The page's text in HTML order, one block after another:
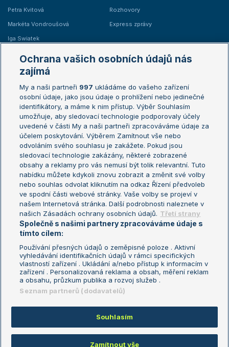
Petra Kvitová
Markéta Vondroušová
Iga Swiatek
Rozhovory
Express zprávy
Žebříčky
Žebříček ATP (muži)
Žebříček WTA (ženy)
Sázkařský žebříček
Australian Open
French Open
Wimbledon
US Open
Turnaj mistrů
Turnaj mistryň
Aktualní trendy
Fotbalové přestupy
Livesport Daily
LS Prague Open
Podmínky užití
Nastavení soukromí
GDPR a žurnalistika
Reklama
Kontakt
Informace o zpracování osobních
údajů
Copyright © 2008-2026 TenisPortal.cz. Využíváme zpravodajství ČTK.
Ochrana vašich osobních údajů nás
zajímá
My a naši partneři 997 ukládáme do vašeho zařízení
osobní údaje, jako jsou údaje o prohlížení nebo jedinečné
identifikátory, a máme k nim přístup. Výběr Souhlasím
umožňuje, aby sledovací technologie podporovaly účely
uvedené v části My a naši partneři zpracováváme údaje za
účelem poskytování. Výběrem Zamítnout vše nebo
odvoláním svého souhlasu je zakážete. Pokud jsou
sledovací technologie zakázány, některé zobrazené
obsahy a reklamy pro vás nemusí být tolik relevantní. Tuto
nabídku můžete kdykoli znovu zobrazit a změnit své volby
nebo souhlas odvolat kliknutím na odkaz Řízení předvoleb
ve spodní části webové stránky. Vaše volby se projeví v
našem Internetová stránka. Další podrobnosti naleznete v
našich Zásadách ochrany osobních údajů. Třetí strany
Společně s našimi partnery zpracováváme údaje s
tímto cílem:
Používání přesných údajů o zeměpisné poloze . Aktivní
vyhledávání identifikačních údajů v rámci specifických
vlastností zařízení . Ukládání a/nebo přístup k informacím v
zařízení . Personalizovaná reklama a obsah, měření reklam
a obsahu, průzkum publika a rozvoj služeb .
Seznam partnerů (dodavatelů)
Souhlasím
Zamítnout vše